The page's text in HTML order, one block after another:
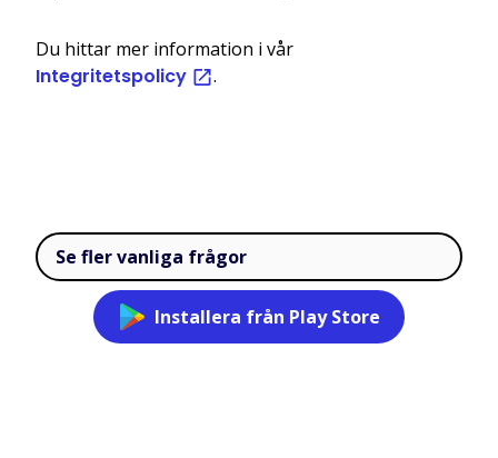
Du hittar mer information i vår
Integritetspolicy .
Se fler vanliga frågor
Installera från Play Store